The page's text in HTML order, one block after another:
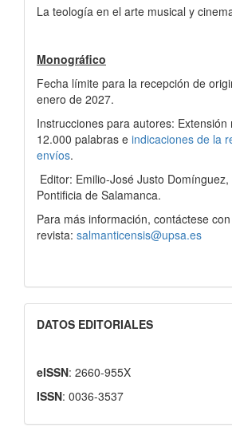
La teología en el arte musical y
Monográfico
Fecha límite para la recepción de
enero de 2027.
Instrucciones para autores: Extensión
12.000 palabras e indicaciones de la
envíos.
Editor: Emilio-José Justo
Pontificia de Salamanca.
Para más información, contáctese
revista: salmanticensis@upsa.es
DATOS EDITORIALES
eISSN: 2660-955X
ISSN: 0036-3537